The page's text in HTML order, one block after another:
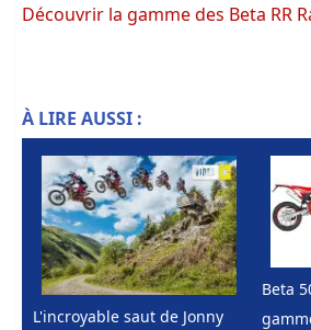
Découvrir la gamme des Beta RR
À LIRE AUSSI :
L'incroyable saut de Jonny
Beta